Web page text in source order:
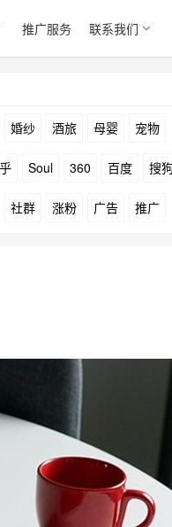
推广服务 联系我们
婚纱 酒旅 母婴 宠物
Soul 360 百度 搜狗
Yahoo Bing
社群 涨粉 广告 推广